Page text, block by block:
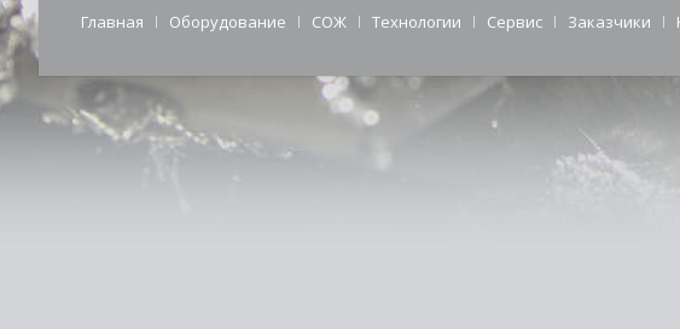
Главная Оборудование СОЖ Технологии Сервис Заказчики